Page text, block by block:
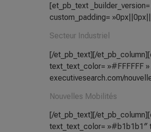
[et_pb_text
custom_padding=
Secteur Industriel
[/et_pb_text][/
text_text_color= »#FFFFFF
executivesearch.com/
Nouvelles Mobilités
[/et_pb_text][/
text_text_color= »#b1b1b1″